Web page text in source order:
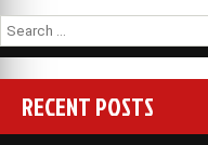
Search
for:
RECENT POSTS